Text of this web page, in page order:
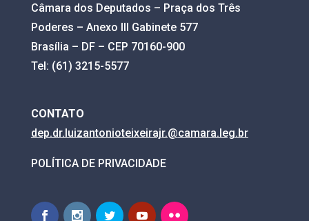
Câmara dos Deputados – Praça dos Três
Poderes – Anexo III Gabinete 577
Brasília – DF – CEP 70160-900
Tel: (61) 3215-5577
CONTATO
dep.dr.luizantonioteixeirajr.@camara.leg.br
POLÍTICA DE PRIVACIDADE